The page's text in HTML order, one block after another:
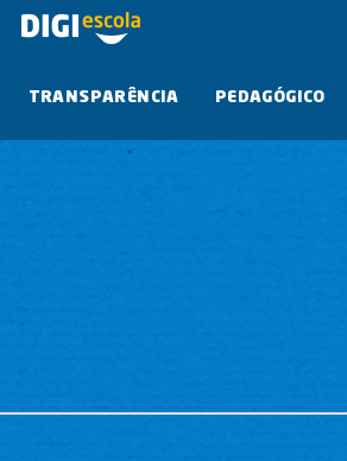
TRANSPARÊNCIA PEDAGÓGICO